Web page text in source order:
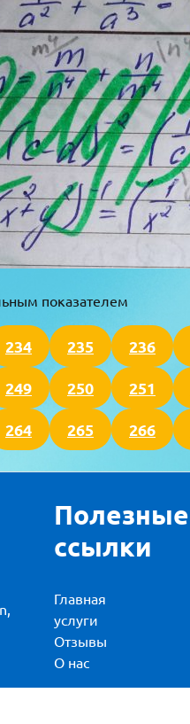
показателем
234 235 236
249 250 251
264 265 266
Полезные
ссылки
Главная
услуги
Отзывы
О нас